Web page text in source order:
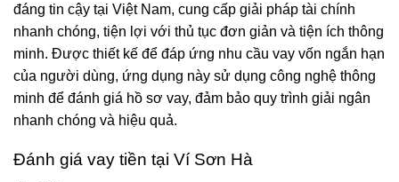
đáng tin cậy tại Việt Nam, cung cấp giải pháp tài chính
nhanh chóng, tiện lợi với thủ tục đơn giản và tiện ích thông
minh. Được thiết kế để đáp ứng nhu cầu vay vốn ngắn hạn
của người dùng, ứng dụng này sử dụng công nghệ thông
minh để đánh giá hồ sơ vay, đảm bảo quy trình giải ngân
nhanh chóng và hiệu quả.
Đánh giá vay tiền tại Ví Sơn Hà